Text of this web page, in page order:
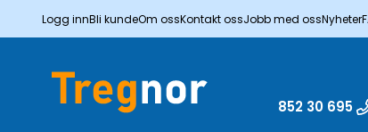
Logg innBli kundeOm ossKontakt ossJobb med ossNyheter
852 30 695